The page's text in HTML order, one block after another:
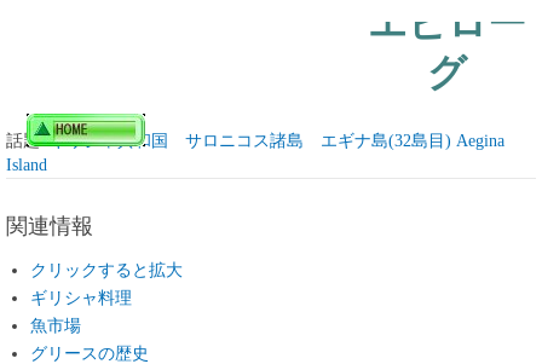
エピロー
グ
話題:ギリシャ共和国 サロニコス諸島 エギナ島(32島目) Aegina
Island
関連情報
クリックすると拡大
ギリシャ料理
魚市場
グリースの歴史